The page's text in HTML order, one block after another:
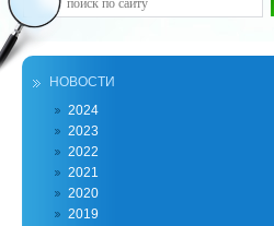
НОВОСТИ
2024
2023
2022
2021
2020
2019